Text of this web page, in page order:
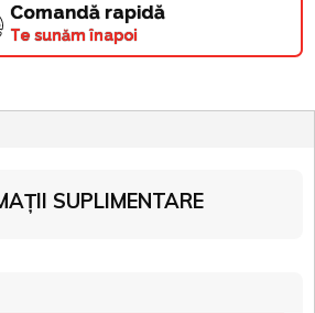
Comandă rapidă
Te sunăm înapoi
SUPLIMENTARE